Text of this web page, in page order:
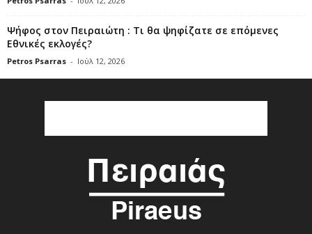
Ψήφος στον Πειραιώτη : Τι θα ψηφίζατε σε επόμενες
Εθνικές εκλογές?
Petros Psarras - Ιούλ 12, 2026